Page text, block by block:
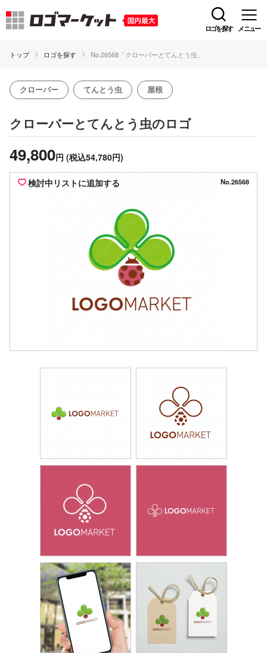
ロゴを探す メニュー
トップ ロゴを探す No.26568「クローバーとてんとう虫」
クローバー てんとう虫 屋根
クローバーとてんとう虫のロゴ
49,800円 (税込54,780円)
検討中リストに追加する No.26568